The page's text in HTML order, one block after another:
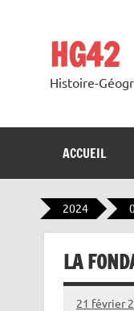
HG42
Histoire-
ACCUEIL
2024
LA
21 février